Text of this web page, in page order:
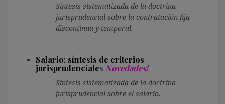
Síntesis sistematizada de la doctrina
jurisprudencial sobre la contratación fija-
discontinua y temporal.
Salario: síntesis de criterios
jurisprudenciales Novedades!
Síntesis sistematizada de la doctrina
jurisprudencial sobre el salario.